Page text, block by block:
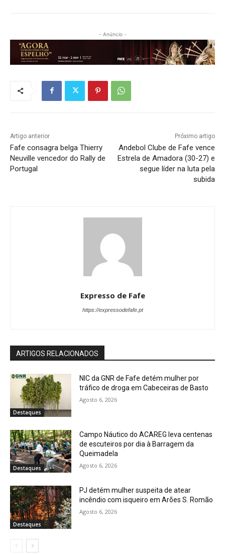
- Anúncio -
Artigo anterior
Fafe consagra belga Thierry
Neuville vencedor do Rally de
Portugal
Próximo artigo
Andebol Clube de Fafe vence
Estrela de Amadora (30-27) e
segue líder na luta pela
subida
Expresso de Fafe
https://expressodefafe.pt
ARTIGOS RELACIONADOS
Destaques
NIC da GNR de Fafe detém mulher por
tráfico de droga em Cabeceiras de Basto
Agosto 6, 2026
Destaques
Campo Náutico do ACAREG leva centenas
de escuteiros por dia à Barragem da
Queimadela
Agosto 6, 2026
Destaques
PJ detém mulher suspeita de atear
incêndio com isqueiro em Arões S. Romão
Agosto 6, 2026